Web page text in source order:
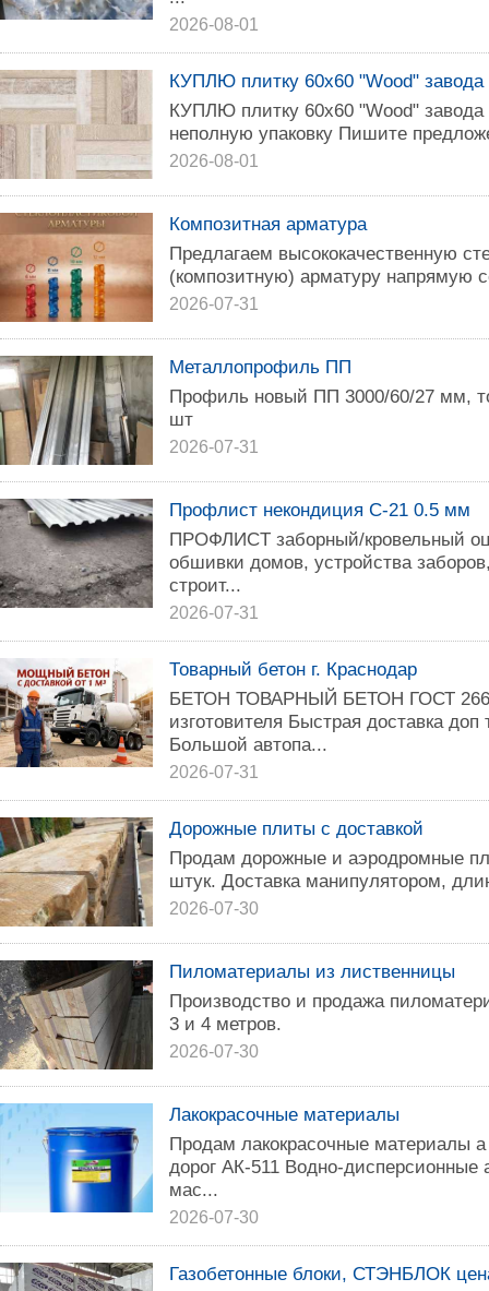
2026-08-01
КУПЛЮ плитку 60х60 "Wood" завода
КУПЛЮ плитку 60х60 "Wood"
неполную упаковку Пишите
2026-08-01
Композитная арматура
Предлагаем высококачественную
(композитную) арматуру напрямую
2026-07-31
Металлопрофиль ПП
Профиль новый ПП 3000/60/27 мм,
шт
2026-07-31
Профлист некондиция С-21 0.5 мм
ПРOФЛИCT забоpный/кpовельный
обшивки домов, устройства
строит...
2026-07-31
Товарный бетон г. Краснодар
БЕТОН ТОВАРНЫЙ БЕТОН ГОСТ
изготовителя Быстрая доставка
Большой автопа...
2026-07-31
Дорожные плиты с доставкой
Продам дорожные и аэродромные
штук. Доставка манипулятором,
2026-07-30
Пиломатериалы из лиственницы
Производство и продажа
3 и 4 метров.
2026-07-30
Лакокрасочные материалы
Продам лакокрасочные материалы
дорог АК-511 Водно-
мас...
2026-07-30
Газобетонные блоки, СТЭНБЛОК